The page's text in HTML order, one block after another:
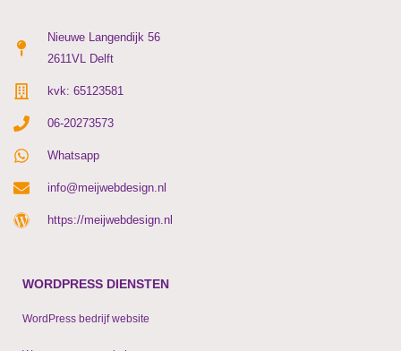
Nieuwe Langendijk 56
2611VL Delft
kvk: 65123581
06-20273573
Whatsapp
info@meijwebdesign.nl
https://meijwebdesign.nl
WORDPRESS DIENSTEN
WordPress bedrijf website